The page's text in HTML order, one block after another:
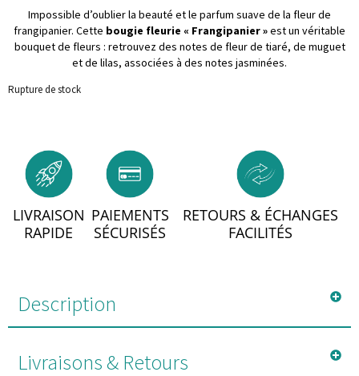
Impossible d’oublier la beauté et le parfum suave de la fleur de
frangipanier. Cette bougie fleurie « Frangipanier »est un véritable
bouquet de fleurs : retrouvez des notes de fleur de tiaré, de muguet
et de lilas, associées à des notes jasminées.
Rupture de stock
LIVRAISON
RAPIDE
PAIEMENTS
SÉCURISÉS
RETOURS & ÉCHANGES
FACILITÉS
Description
Livraisons & Retours